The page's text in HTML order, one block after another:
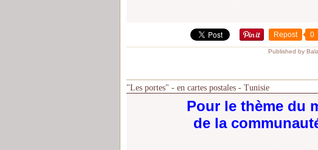
Repost 0
Published by
"Les portes" - en cartes postales - Tunisie
Pour le thème du
de la